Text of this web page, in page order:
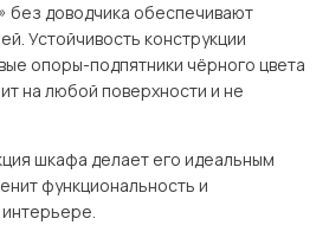
без доводчика обеспечивают
Устойчивость конструкции
опоры-подпятники чёрного цвета
на любой поверхности и не
шкафа делает его идеальным
функциональность и